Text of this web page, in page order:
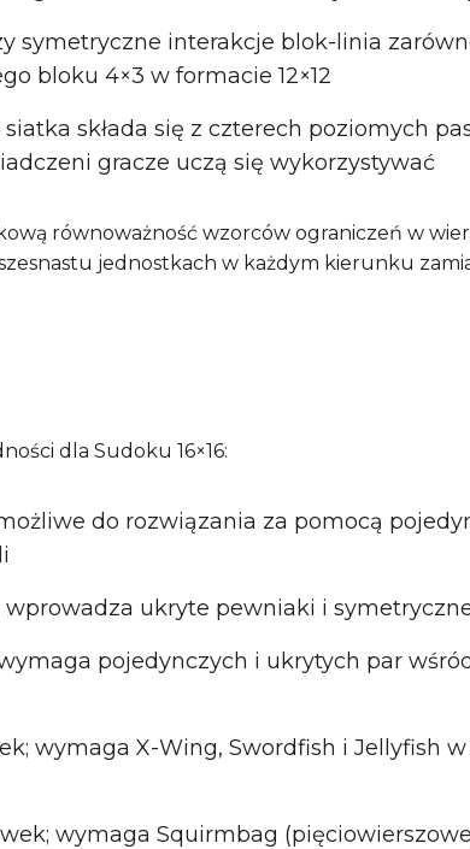
symetryczne interakcje blok-linia
bloku 4×3 w formacie 12×12
siatka składa się z czterech poziomych
gracze uczą się wykorzystywać
równoważność wzorców ograniczeń w
jednostkach w każdym kierunku
dla Sudoku 16×16:
do rozwiązania za pomocą
wprowadza ukryte pewniaki i
pojedynczych i ukrytych par
wymaga X-Wing, Swordfish i Jellyfish
wymaga Squirmbag